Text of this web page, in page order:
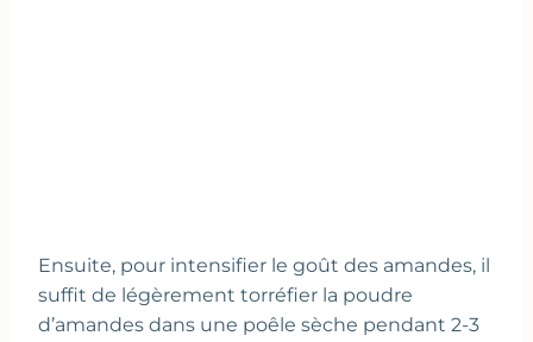
Ensuite, pour intensifier le goût des amandes, il
suffit de légèrement torréfier la poudre
d’amandes dans une poêle sèche pendant 2-3